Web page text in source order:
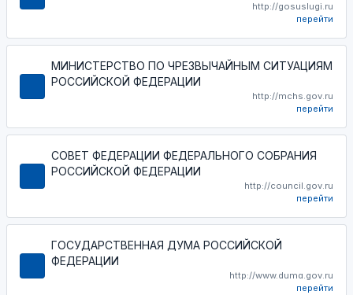
http://gosuslugi.ru
перейти
МИНИСТЕРСТВО ПО ЧРЕЗВЫЧАЙНЫМ СИТУАЦИЯМ
РОССИЙСКОЙ ФЕДЕРАЦИИ
http://mchs.gov.ru
перейти
СОВЕТ ФЕДЕРАЦИИ ФЕДЕРАЛЬНОГО СОБРАНИЯ
РОССИЙСКОЙ ФЕДЕРАЦИИ
http://council.gov.ru
перейти
ГОСУДАРСТВЕННАЯ ДУМА РОССИЙСКОЙ
ФЕДЕРАЦИИ
http://www.duma.gov.ru
перейти